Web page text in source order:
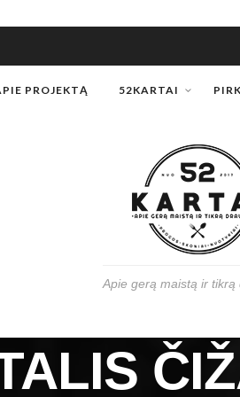
PROJEKTĄ 52KARTAI
Apie gerą maistą ir tikrą